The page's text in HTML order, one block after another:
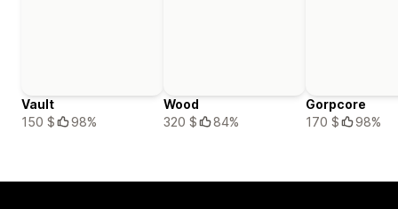
Vault
150 $
98%
Wood
320 $
84%
Gorpcore
170 $
98%